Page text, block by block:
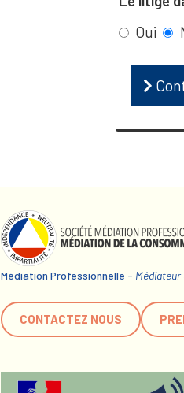
Oui
Médiation Professionnelle - Médiateur
CONTACTEZ NOUS